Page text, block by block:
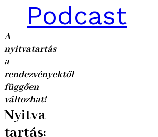
Podcast
A
nyitvatartás
a
rendezvényektől
függően
változhat!
Nyitva
tartás: